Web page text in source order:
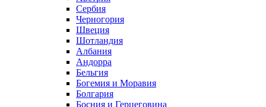
Сербия
Черногория
Швеция
Шотландия
Албания
Андорра
Бельгия
Богемия и Моравия
Болгария
Босния и Герцеговина